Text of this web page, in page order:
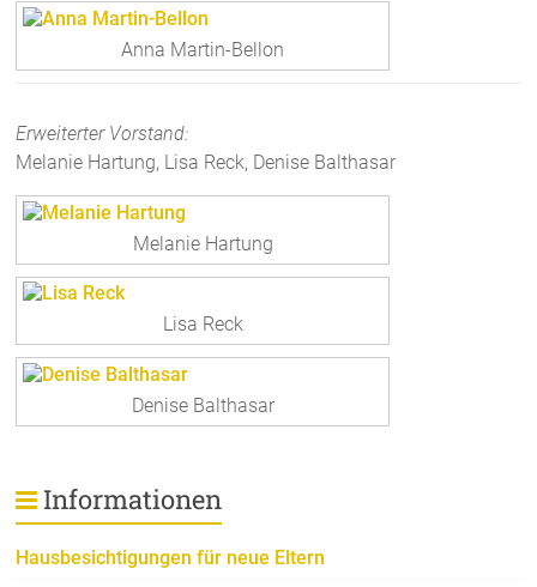
Anna Martin-Bellon
Erweiterter Vorstand:
Melanie Hartung, Lisa Reck, Denise Balthasar
Melanie Hartung
Lisa Reck
Denise Balthasar
Informationen
Hausbesichtigungen für neue Eltern